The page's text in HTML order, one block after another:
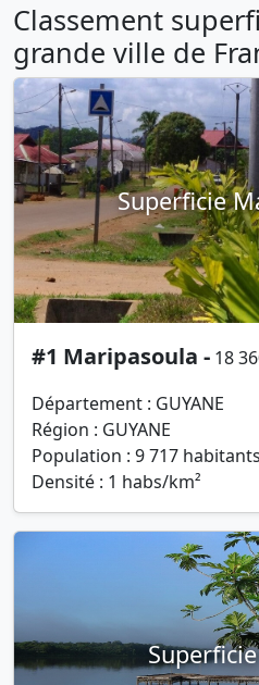
Classement
grande ville de
Superficie
#1 Maripasoula - 18
Département : GUYANE
Région : GUYANE
Population : 9 717 habitants
Densité : 1 habs/km²